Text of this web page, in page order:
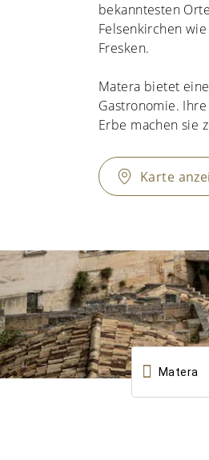
bekanntesten
Felsenkirchen
Fresken.
Matera bietet
Gastronomie.
Erbe machen sie
Karte
